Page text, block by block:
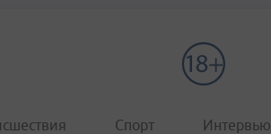
Спорт Интервью